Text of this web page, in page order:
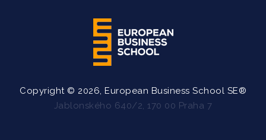
Copyright © 2026, European Business School SE®
Jablonského 640/2, 170 00 Praha 7